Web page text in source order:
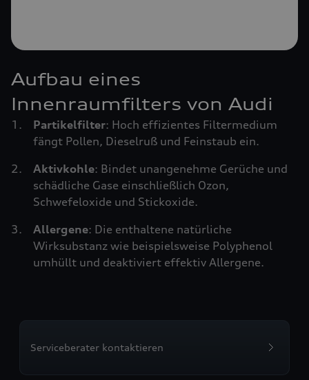
Aufbau eines
Innenraumfilters von Audi
Partikelfilter: Hoch effizientes Filtermedium
fängt Pollen, Dieselruß und Feinstaub ein.
Aktivkohle: Bindet unangenehme Gerüche und
schädliche Gase einschließlich Ozon,
Schwefeloxide und Stickoxide.
Allergene: Die enthaltene natürliche
Wirksubstanz wie beispielsweise Polyphenol
umhüllt und deaktiviert effektiv Allergene.
Serviceberater kontaktieren